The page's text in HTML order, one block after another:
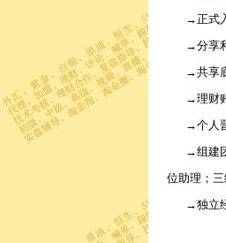
→正式
→分享
→共享
→理财
→个人
→组建
位助理；三
→独立